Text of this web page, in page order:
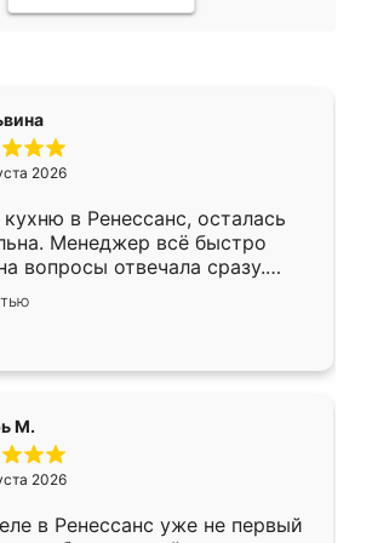
2026
в Ренессанс, осталась
Менеджер всё быстро
вопросы отвечала сразу.
в субботу, подошёл к
ответственностью. Собрали
работали аккуратно, даже
М.
2026
в Ренессанс уже не первый